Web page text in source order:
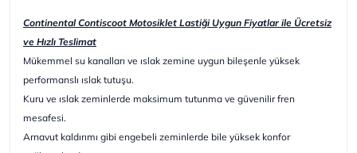
Continental Contiscoot Motosiklet Lastiği Uygun Fiyatlar ile Ücretsiz
ve Hızlı Teslimat
Mükemmel su kanalları ve ıslak zemine uygun bileşenle yüksek
performanslı ıslak tutuşu.
Kuru ve ıslak zeminlerde maksimum tutunma ve güvenilir fren
mesafesi.
Arnavut kaldırımı gibi engebeli zeminlerde bile yüksek konfor